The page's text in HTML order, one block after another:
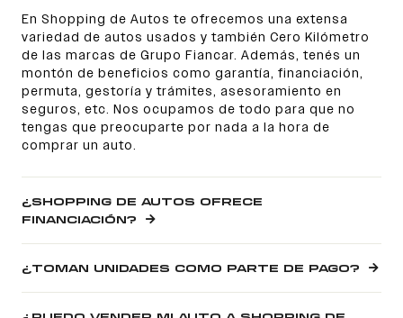
En Shopping de Autos te ofrecemos una extensa
variedad de autos usados y también Cero Kilómetro
de las marcas de Grupo Fiancar. Además, tenés un
montón de beneficios como garantía, financiación,
permuta, gestoría y trámites, asesoramiento en
seguros, etc. Nos ocupamos de todo para que no
tengas que preocuparte por nada a la hora de
comprar un auto.
¿SHOPPING DE AUTOS OFRECE
FINANCIACIÓN?
¿TOMAN UNIDADES COMO PARTE DE PAGO?